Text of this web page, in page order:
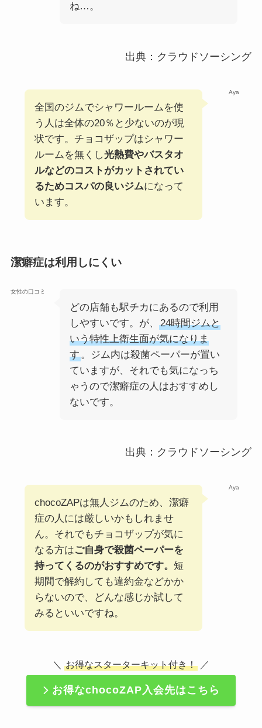
ね…。
出典：クラウドソーシング
Aya
全国のジムでシャワールームを使
う人は全体の20％と少ないのが現
状です。チョコザップはシャワー
ルームを無くし光熱費やバスタオ
ルなどのコストがカットされてい
るためコスパの良いジムになって
います。
潔癖症は利用しにくい
女性の口コミ
どの店舗も駅チカにあるので利用
しやすいです。が、
24時間ジムと
いう特性上衛生面が気になりま
す。ジム内は殺菌ペーパーが置い
ていますが、それでも気になっち
ゃうので潔癖症の人はおすすめし
ないです。
出典：クラウドソーシング
Aya
chocoZAPは無人ジムのため、潔癖
症の人には厳しいかもしれませ
ん。それでもチョコザップが気に
なる方はご自身で殺菌ペーパーを
持ってくるのがおすすめです。 短
期間で解約しても違約金などかか
らないので、どんな感じか試して
みるといいですね。
＼ お得なスターターキット付き！ ／
お得なchocoZAP入会先はこちら